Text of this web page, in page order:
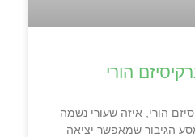
הורי
הורי, איזה שעורי נשמה
הגיבור שמאפשר יציאה